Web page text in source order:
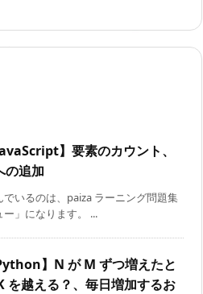
】要素のカウント、
の追加
でいるのは、paiza ラーニング問題集
ー」になります。 ...
】N が M ずつ増えたと
を越える？、毎日増加するお